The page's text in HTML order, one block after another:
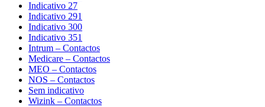
Indicativo 27
Indicativo 291
Indicativo 300
Indicativo 351
Intrum – Contactos
Medicare – Contactos
MEO – Contactos
NOS – Contactos
Sem indicativo
Wizink – Contactos